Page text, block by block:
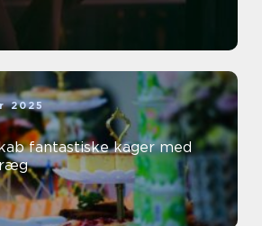
2025
fantastiske kager med